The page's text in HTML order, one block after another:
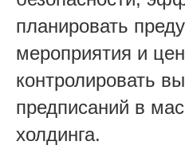
планировать
мероприятия и
контролировать
предписаний в
холдинга.